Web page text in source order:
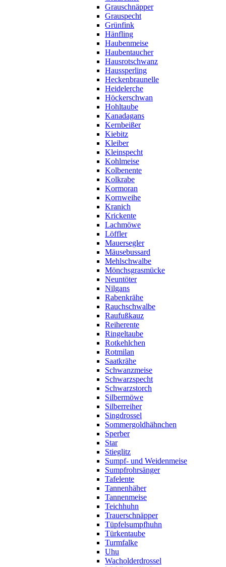
Grauschnäpper
Grauspecht
Grünfink
Hänfling
Haubenmeise
Haubentaucher
Hausrotschwanz
Haussperling
Heckenbraunelle
Heidelerche
Höckerschwan
Hohltaube
Kanadagans
Kernbeißer
Kiebitz
Kleiber
Kleinspecht
Kohlmeise
Kolbenente
Kolkrabe
Kormoran
Kornweihe
Kranich
Krickente
Lachmöwe
Löffler
Mauersegler
Mäusebussard
Mehlschwalbe
Mönchsgrasmücke
Neuntöter
Nilgans
Rabenkrähe
Rauchschwalbe
Raufußkauz
Reiherente
Ringeltaube
Rotkehlchen
Rotmilan
Saatkrähe
Schwanzmeise
Schwarzspecht
Schwarzstorch
Silbermöwe
Silberreiher
Singdrossel
Sommergoldhähnchen
Sperber
Star
Stieglitz
Sumpf- und Weidenmeise
Sumpfrohrsänger
Tafelente
Tannenhäher
Tannenmeise
Teichhuhn
Trauerschnäpper
Tüpfelsumpfhuhn
Türkentaube
Turmfalke
Uhu
Wacholderdrossel